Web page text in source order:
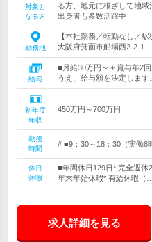
対象と
なる方
る方、地元に根ざして地
出身者も多数活躍中
勤務地
【本社勤務／転勤なし／
大阪府箕面市船場西2-2-1
給与
■月給30万円～＋賞与年2
うえ、給与額を決定しま
初年度
年収
450万円～700万円
勤務
時間
# ■9：30～18：30（実働8
休日
休暇
■年間休日129日* 完全週休
年末年始休暇* 有給休暇（…
求人詳細を見る